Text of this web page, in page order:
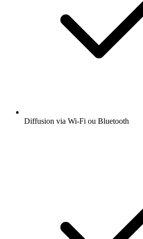
Diffusion via Wi-Fi ou Bluetooth